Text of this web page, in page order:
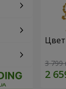
3 799